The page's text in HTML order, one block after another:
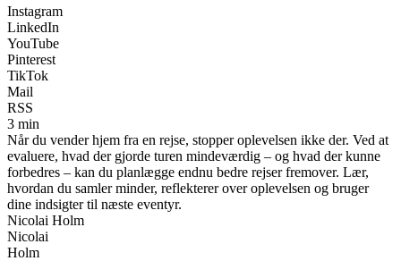
Instagram
LinkedIn
YouTube
Pinterest
TikTok
Mail
RSS
3 min
Når du vender hjem fra en rejse, stopper oplevelsen ikke der. Ved at
evaluere, hvad der gjorde turen mindeværdig – og hvad der kunne
forbedres – kan du planlægge endnu bedre rejser fremover. Lær,
hvordan du samler minder, reflekterer over oplevelsen og bruger
dine indsigter til næste eventyr.
Nicolai Holm
Nicolai
Holm